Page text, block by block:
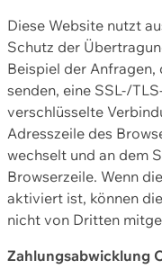
Diese Website nutzt
Schutz der
Beispiel der Anfragen,
senden, eine SSL-/
verschlüsselte
Adresszeile des
wechselt und an dem
Browserzeile. Wenn
aktiviert ist, können
nicht von Dritten
Zahlungsabwicklung